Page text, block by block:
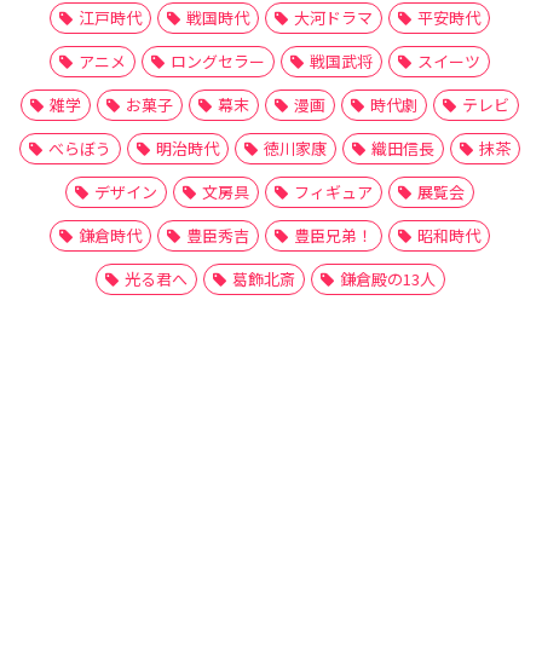
江戸時代 戦国時代 大河ドラマ
平安時代
アニメ
ロングセラー 戦国武将
スイーツ
雑学
お菓子 幕末 漫画 時代劇
テレビ
べらぼう
明治時代 徳川家康 織田信長
抹茶
デザイン
文房具 フィギュア
展覧会
鎌倉時代
豊臣秀吉 豊臣兄弟！
昭和時代
光る君へ
葛飾北斎 鎌倉殿の13人